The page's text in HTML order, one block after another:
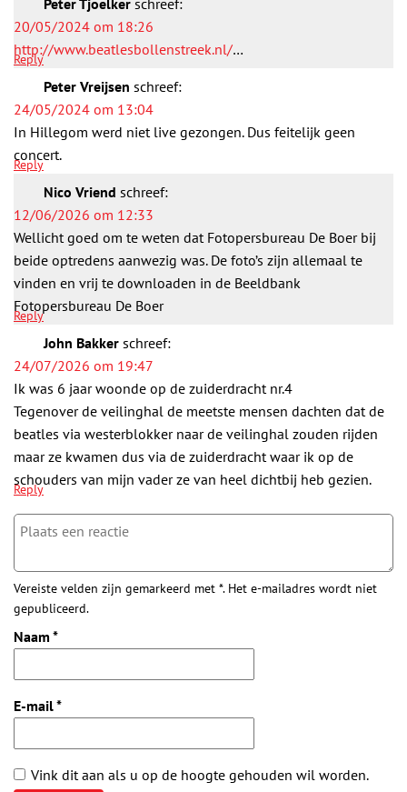
20/05/2024 om 18:26
http://www.beatlesbollenstreek.nl/…
Reply
Peter Vreijsen schreef:
24/05/2024 om 13:04
In Hillegom werd niet live gezongen. Dus feitelijk geen
concert.
Reply
Nico Vriend schreef:
12/06/2026 om 12:33
Wellicht goed om te weten dat Fotopersbureau De Boer bij
beide optredens aanwezig was. De foto’s zijn allemaal te
vinden en vrij te downloaden in de Beeldbank
Fotopersbureau De Boer
Reply
John Bakker schreef:
24/07/2026 om 19:47
Ik was 6 jaar woonde op de zuiderdracht nr.4
Tegenover de veilinghal de meetste mensen dachten dat de
beatles via westerblokker naar de veilinghal zouden rijden
maar ze kwamen dus via de zuiderdracht waar ik op de
schouders van mijn vader ze van heel dichtbij heb gezien.
Reply
Vereiste velden zijn gemarkeerd met *. Het e-mailadres wordt niet
gepubliceerd.
Naam *
E-mail*
Vink dit aan als u op de hoogte gehouden wil worden.